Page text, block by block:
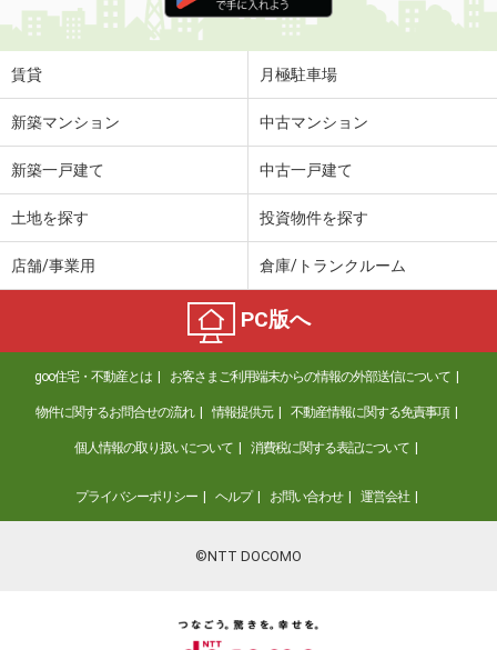
賃貸 月極駐車場
新築マンション 中古マンション
新築一戸建て 中古一戸建て
土地を探す 投資物件を探す
店舗/事業用 倉庫/トランクルーム
PC版へ
goo住宅・不動産とは お客さまご利用端末からの情報の外部送信について
物件に関するお問合せの流れ 情報提供元 不動産情報に関する免責事項
個人情報の取り扱いについて 消費税に関する表記について
プライバシーポリシー ヘルプ お問い合わせ 運営会社
©NTT DOCOMO